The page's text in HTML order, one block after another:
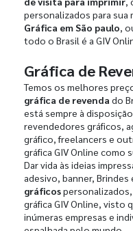
personalizados para
Gráfica em São paulo,
todo o Brasil é a GIV
Gráfica de
Temos os melhores
gráfica de revenda do
está sempre à
revendedores gráficos,
gráfico, freelancers e
gráfica GIV Online como
Dar vida às ideias
adesivo, banner,
gráficospersonalizados,
gráfica GIV Online, visto
inúmeras empresas e